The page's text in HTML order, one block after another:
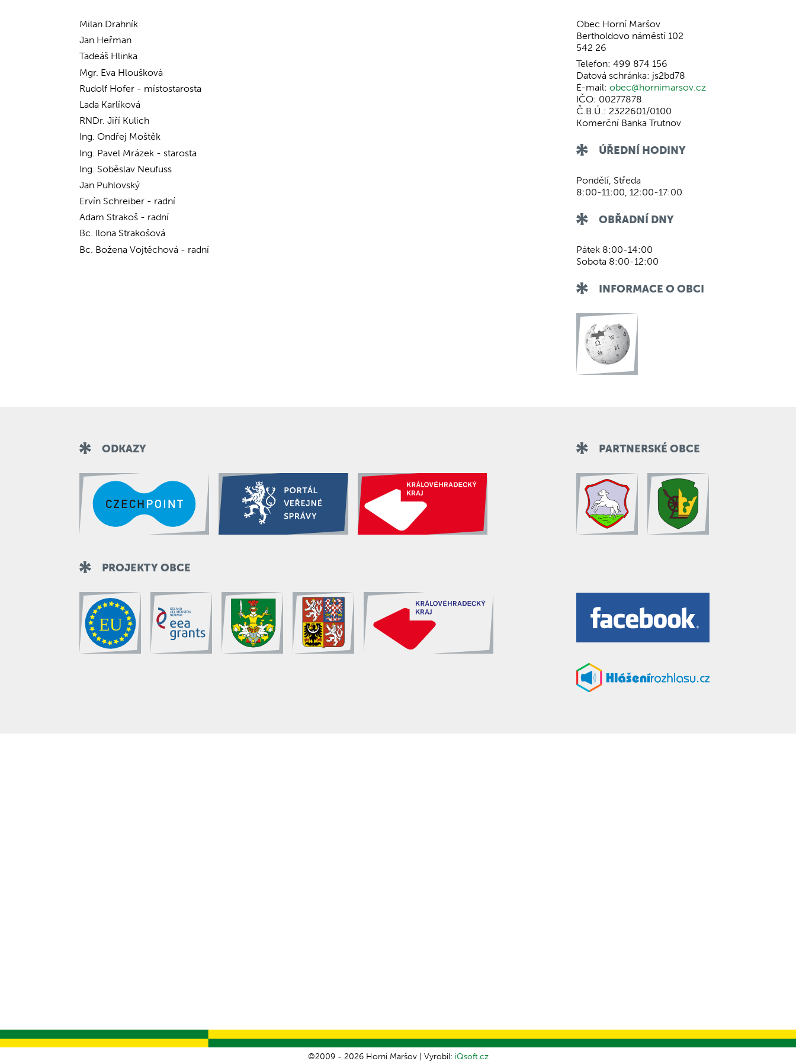
Milan Drahník
Jan Heřman
Tadeáš Hlinka
Mgr. Eva Hloušková
Rudolf Hofer - místostarosta
Lada Karlíková
RNDr. Jiří Kulich
Ing. Ondřej Moštěk
Ing. Pavel Mrázek - starosta
Ing. Soběslav Neufuss
Jan Puhlovský
Ervín Schreiber - radní
Adam Strakoš - radní
Bc. Ilona Strakošová
Bc. Božena Vojtěchová - radní
Obec Horní Maršov
Bertholdovo náměstí 102
542 26
Telefon: 499 874 156
Datová schránka: js2bd78
E-mail:obec@hornimarsov.cz
IČO: 00277878
Č.B.Ú.: 2322601/0100
Komerční Banka Trutnov
ÚŘEDNÍ HODINY
Pondělí, Středa
8:00-11:00, 12:00-17:00
OBŘADNÍ DNY
Pátek 8:00-14:00
Sobota 8:00-12:00
INFORMACE O OBCI
ODKAZY PARTNERSKÉ OBCE
PROJEKTY OBCE
©2009 - 2026 Horní Maršov | Vyrobil: iQsoft.cz